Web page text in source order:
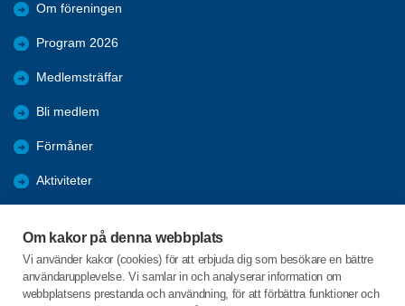
Om kakor på denna webbplats
Vi använder kakor (cookies) för att erbjuda dig som besökare en bättre
användarupplevelse. Vi samlar in och analyserar information om
webbplatsens prestanda och användning, för att förbättra funktioner och
Om föreningen
Program 2026
Medlemsträffar
Bli medlem
Förmåner
Aktiviteter
Mer att läsa
Bildgalleri